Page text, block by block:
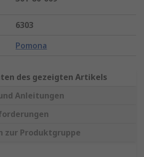
6303
Pomona
des gezeigten Artikels
Anleitungen
Produktgruppe